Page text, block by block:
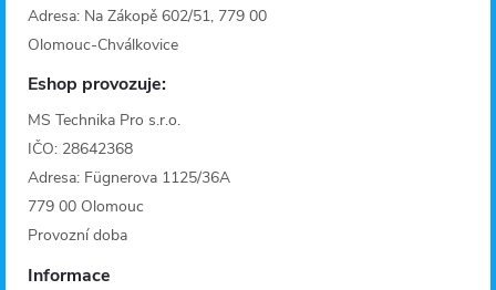
Adresa: Na Zákopě 602/51, 779 00
Olomouc-Chválkovice
Eshop provozuje:
MS Technika Pro s.r.o.
IČO: 28642368
Adresa: Fügnerova 1125/36A
779 00 Olomouc
Provozní doba
Informace